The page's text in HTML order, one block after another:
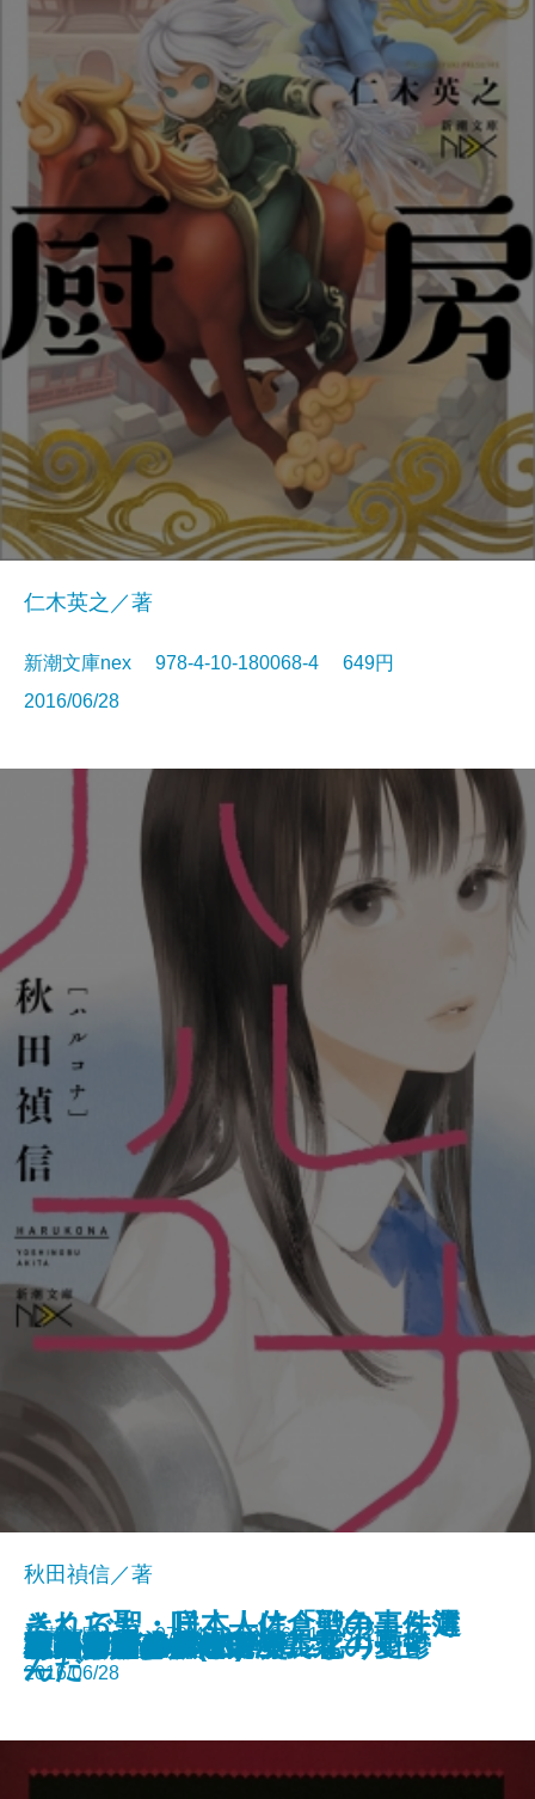
流星ひとつ
雨のち晴れ、ところにより虹
月光の誘惑
残夢の骸―満州国演義九―
ウィニー・ザ・プー
チャイナ・メン
ジャングル・ブック
宇宙ヴァンパイアー
王の厨房―僕僕先生 零―
仁木英之／著
新潮文庫nex 978-4-10-180068-4 649円
2016/06/28
ハルコナ
秋田禎信／著
新潮文庫nex 978-4-10-180069-1 572円
2016/06/28
ジュエリーの世界史
それでも、日本人は「戦争」を選
んだ
あのころのデパート
江戸川乱歩名作選
ゼツメツ少年
村上海賊の娘(一)
村上海賊の娘(二)
管見妄語 グローバル化の憂鬱
本屋さんのダイアナ
さくら聖・咲く―佐倉聖の事件簿
―